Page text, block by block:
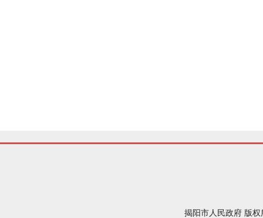
揭阳市人民政府 版